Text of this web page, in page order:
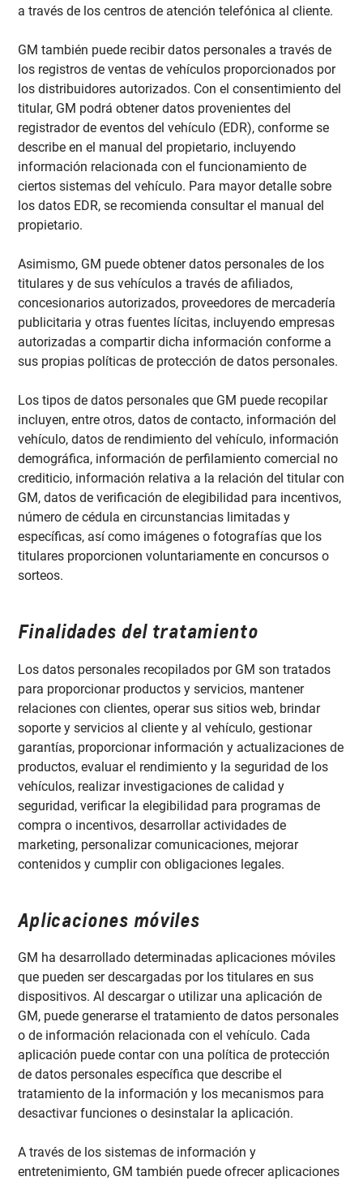
a través de los centros de atención telefónica al cliente.
GM también puede recibir datos personales a través de
los registros de ventas de vehículos proporcionados por
los distribuidores autorizados. Con el consentimiento del
titular, GM podrá obtener datos provenientes del
registrador de eventos del vehículo (EDR), conforme se
describe en el manual del propietario, incluyendo
información relacionada con el funcionamiento de
ciertos sistemas del vehículo. Para mayor detalle sobre
los datos EDR, se recomienda consultar el manual del
propietario.
Asimismo, GM puede obtener datos personales de los
titulares y de sus vehículos a través de afiliados,
concesionarios autorizados, proveedores de mercadería
publicitaria y otras fuentes lícitas, incluyendo empresas
autorizadas a compartir dicha información conforme a
sus propias políticas de protección de datos personales.
Los tipos de datos personales que GM puede recopilar
incluyen, entre otros, datos de contacto, información del
vehículo, datos de rendimiento del vehículo, información
demográfica, información de perfilamiento comercial no
crediticio, información relativa a la relación del titular con
GM, datos de verificación de elegibilidad para incentivos,
número de cédula en circunstancias limitadas y
específicas, así como imágenes o fotografías que los
titulares proporcionen voluntariamente en concursos o
sorteos.
Finalidades del tratamiento
Los datos personales recopilados por GM son tratados
para proporcionar productos y servicios, mantener
relaciones con clientes, operar sus sitios web, brindar
soporte y servicios al cliente y al vehículo, gestionar
garantías, proporcionar información y actualizaciones de
productos, evaluar el rendimiento y la seguridad de los
vehículos, realizar investigaciones de calidad y
seguridad, verificar la elegibilidad para programas de
compra o incentivos, desarrollar actividades de
marketing, personalizar comunicaciones, mejorar
contenidos y cumplir con obligaciones legales.
Aplicaciones móviles
GM ha desarrollado determinadas aplicaciones móviles
que pueden ser descargadas por los titulares en sus
dispositivos. Al descargar o utilizar una aplicación de
GM, puede generarse el tratamiento de datos personales
o de información relacionada con el vehículo. Cada
aplicación puede contar con una política de protección
de datos personales específica que describe el
tratamiento de la información y los mecanismos para
desactivar funciones o desinstalar la aplicación.
A través de los sistemas de información y
entretenimiento, GM también puede ofrecer aplicaciones